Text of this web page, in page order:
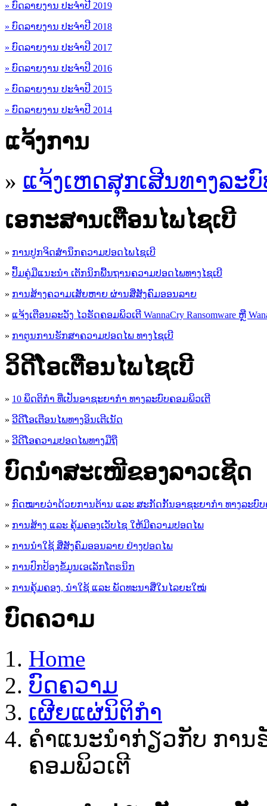
» ບົດລາຍງານ ປະຈຳປີ 2019
» ບົດລາຍງານ ປະຈຳປີ 2018
» ບົດລາຍງານ ປະຈຳປີ 2017
» ບົດລາຍງານ ປະຈຳປີ 2016
» ບົດລາຍງານ ປະຈຳປີ 2015
» ບົດລາຍງານ ປະຈຳປີ 2014
ແຈ້ງການ
» ແຈ້ງເຫດສຸກເສີນທາງລະ
ເອ​ກະ​ສານເຕືອນໄພໄຊເບີ
» ການປູກຈິດສໍານຶກຄວາມປອດໄພໄຊເບີ
» ປຶ້ມຄູ່ມືແນະນໍາ ເຕັກນິກພື້ນຖານຄວາມປອດໄພທາງໄຊເບີ
» ການສ້າງຄວາມເສັຍຫາຍ ຜ່ານສື່ສັງຄົມອອນລາຍ
» ແຈ້ງເຕືອນລະວັງ ໄວຣັດຄອມພິວເຕີ WannaCry Ransomware ຫຼື
» ກາຕູນການຮັກສາຄວາມປອດໄພ ທາງໄຊເບີ
ວິດີໂອເຕືອນໄພໄຊເບີ
» 10 ພຶດຕິກໍາ ທີ່ເປັນອາຊະຍາກໍາ ທາງລະບົບຄອມພິວເຕີ
» ວີດີໂອເຕືອນໄພທາງອິນເຕີເນັດ
» ວ​ີ​ດີ​ໂອ​ຄວາມ​ປອດ​ໄພ​ທາງ​ມື​ຖື
ບົດນຳສະເໜີຂອງລາວເຊີດ
» ກົດໝາຍວ່າດ້ວຍການຕ້ານ ແລະ ສະກັດກັ້ນອາຊະຍາກຳ ທາງລະບົບ
» ການສ້າງ ແລະ ຄຸ້ມຄອງເວັບໄຊ ໃຫ້ມີຄວາມປອດໄພ
» ການນຳໃຊ້ ສື່ສັງຄົມອອນລາຍ ຢ່າງປອດໄພ
» ການ​ປົກ​ປ້ອງ​ຂໍ້​ມູນ​ເອ​ເລັກ​ໂຕ​ຣ​ນິກ
» ການຄຸ້ມຄອງ, ນໍາໃຊ້ ແລະ ພັດທະນາສື່ໃນໄລຍະໃໝ່
ບົດຄວາມ
Home
ບົດຄວາມ
ເຜີຍແຜ່ນິຕິກຳ
ຄຳແນະນຳກ່ຽວກັບ ການ
ຄອມພິວເຕີ